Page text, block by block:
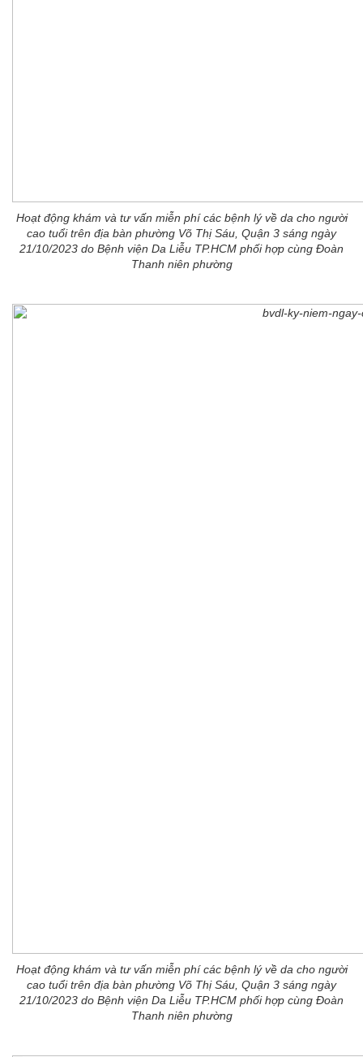
Hoạt động khám và tư vấn miễn phí các bệnh lý về da cho người
cao tuổi trên địa bàn phường Võ Thị Sáu, Quận 3 sáng ngày
21/10/2023 do Bệnh viện Da Liễu TP.HCM phối hợp cùng Đoàn
Thanh niên phường
Hoạt động khám và tư vấn miễn phí các bệnh lý về da cho người
cao tuổi trên địa bàn phường Võ Thị Sáu, Quận 3 sáng ngày
21/10/2023 do Bệnh viện Da Liễu TP.HCM phối hợp cùng Đoàn
Thanh niên phường